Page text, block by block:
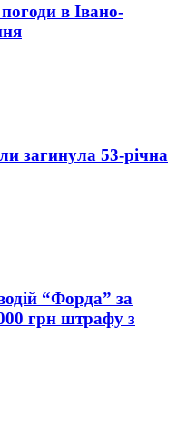
в Івано-
загинула 53-річна
“Форда” за
грн штрафу з